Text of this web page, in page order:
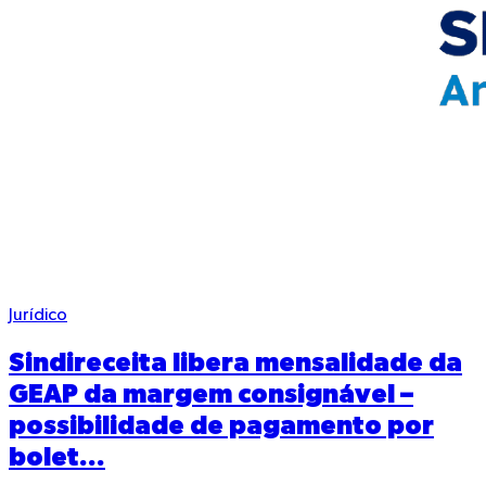
Jurídico
Sindireceita libera mensalidade da
GEAP da margem consignável –
possibilidade de pagamento por
bolet...